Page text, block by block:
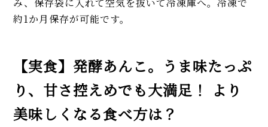
約1か月保存が可能です。
【実食】発酵あんこ。うま味たっぷ
り、甘さ控えめでも大満足！ より
美味しくなる食べ方は？